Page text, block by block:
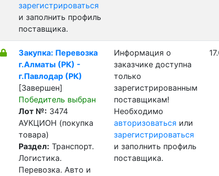
зарегистрироваться
и заполнить профиль
поставщика.
Закупка: Перевозка
г.Алматы (РК) -
г.Павлодар (РК)
[Завершен]
Победитель выбран
Лот №: 3474
АУКЦИОН (покупка
товара)
Раздел: Транспорт.
Логистика.
Перевозка. Авто и
Информация о
заказчике доступна
только
зарегистрированным
поставщикам!
Необходимо
авторизоваться или
зарегистрироваться
и заполнить профиль
поставщика.